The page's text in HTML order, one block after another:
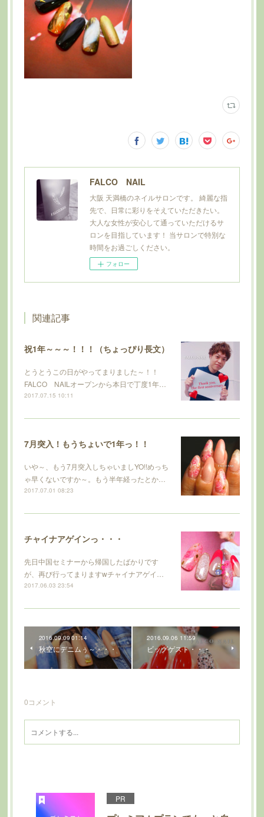
FALCO NAIL
大阪 天満橋のネイルサロンです。 綺麗な指
先で、日常に彩りをそえていただきたい。
大人な女性が安心して通っていただけるサ
ロンを目指しています！ 当サロンで特別な
時間をお過ごしください。
フォロー
関連記事
祝1年～～～！！！（ちょっぴり長文）
とうとうこの日がやってまりました～！！
FALCO NAILオープンから本日で丁度1年…
2017.07.15 10:11
7月突入！もうちょいで1年っ！！
いや～、もう7月突入しちゃいましYO!!めっち
ゃ早くないですか～。もう半年経ったとか…
2017.07.01 08:23
チャイナアゲインっ・・・
先日中国セミナーから帰国したばかりです
が、再び行ってまりますwチャイナアゲイ…
2017.06.03 23:54
2016.09.09 01:14
秋空にデニムぅ～・・・
2016.09.06 11:59
ビッグゲスト・・・
0コメント
PR